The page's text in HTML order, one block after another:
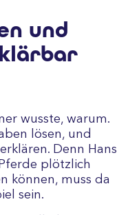
und
wusste, warum.
lösen, und
Denn Hans
plötzlich
können, muss da
sein.